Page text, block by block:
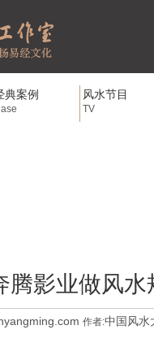
典案例 风水节目
TV
腾影业做风水
作者:中国风水